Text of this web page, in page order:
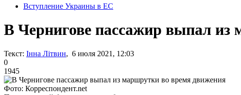
Вступление Украины в ЕС
В Чернигове пассажир выпал
Текст: Інна Літвин, 6 июля 2021, 12:03
0
1945
Фото: Корреспондент.net